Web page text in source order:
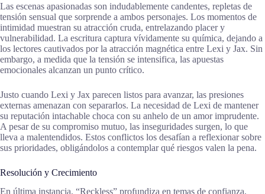
Las escenas apasionadas son indudablemente candentes, repletas de
tensión sensual que sorprende a ambos personajes. Los momentos de
intimidad muestran su atracción cruda, entrelazando placer y
vulnerabilidad. La escritura captura vívidamente su química, dejando a
los lectores cautivados por la atracción magnética entre Lexi y Jax. Sin
embargo, a medida que la tensión se intensifica, las apuestas
emocionales alcanzan un punto crítico.
Justo cuando Lexi y Jax parecen listos para avanzar, las presiones
externas amenazan con separarlos. La necesidad de Lexi de mantener
su reputación intachable choca con su anhelo de un amor imprudente.
A pesar de su compromiso mutuo, las inseguridades surgen, lo que
lleva a malentendidos. Estos conflictos los desafían a reflexionar sobre
sus prioridades, obligándolos a contemplar qué riesgos valen la pena.
Resolución y Crecimiento
En última instancia, “Reckless” profundiza en temas de confianza,